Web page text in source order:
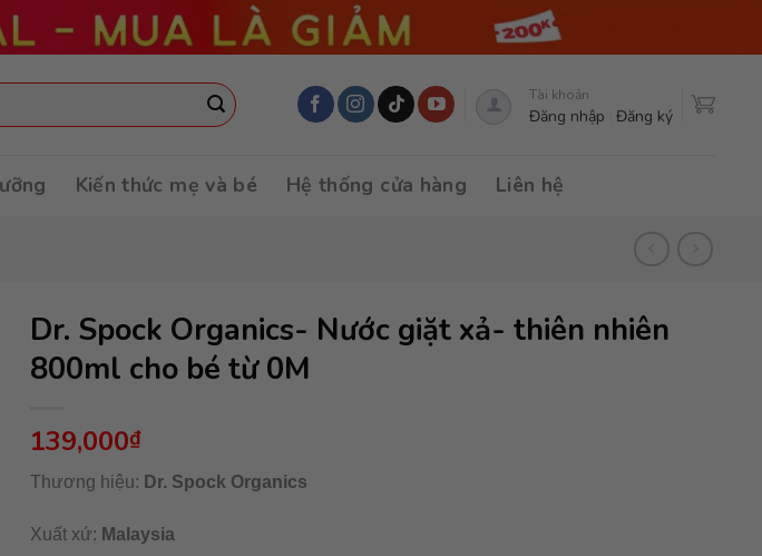
Tài khoản
Đăng nhập Đăng ký
Kiến thức mẹ và bé Hệ thống cửa hàng Liên hệ
Dr. Spock Organics- Nước giặt xả- thiên nhiên
800ml cho bé từ 0M
139,000₫
Thương hiệu: Dr. Spock Organics
Xuất xứ: Malaysia